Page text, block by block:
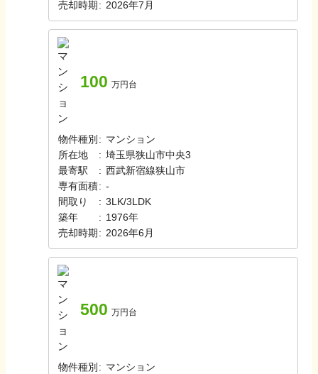
売却時期 : 2026年7月
100 万円台
物件種別 : マンション
所在地
: 埼玉県狭山市中央3
最寄駅
: 西武新宿線狭山市
専有面積: -
間取り
: 3LK/3LDK
築年
: 1976年
売却時期 : 2026年6月
500 万円台
物件種別 : マンション